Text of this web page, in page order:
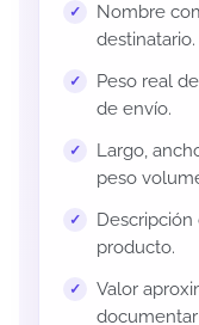
Nombre
destinatario.
Peso real
de envío.
Largo,
peso
producto.
Valor